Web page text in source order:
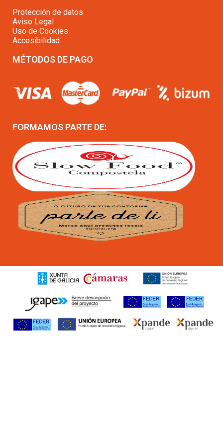
Protección de datos
Aviso Legal
Uso de Cookies
Accesibilidad
MÉTODOS DE PAGO
FORMAMOS PARTE DE: